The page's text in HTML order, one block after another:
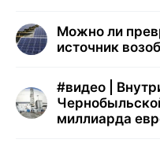
Можно ли
источник
#видео |
миллиарда